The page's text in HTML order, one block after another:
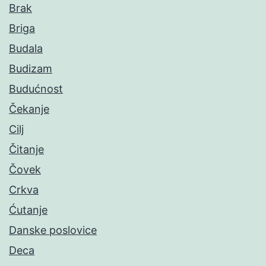
Brak
Briga
Budala
Budizam
Budućnost
Čekanje
Cilj
Čitanje
Čovek
Crkva
Ćutanje
Danske poslovice
Deca